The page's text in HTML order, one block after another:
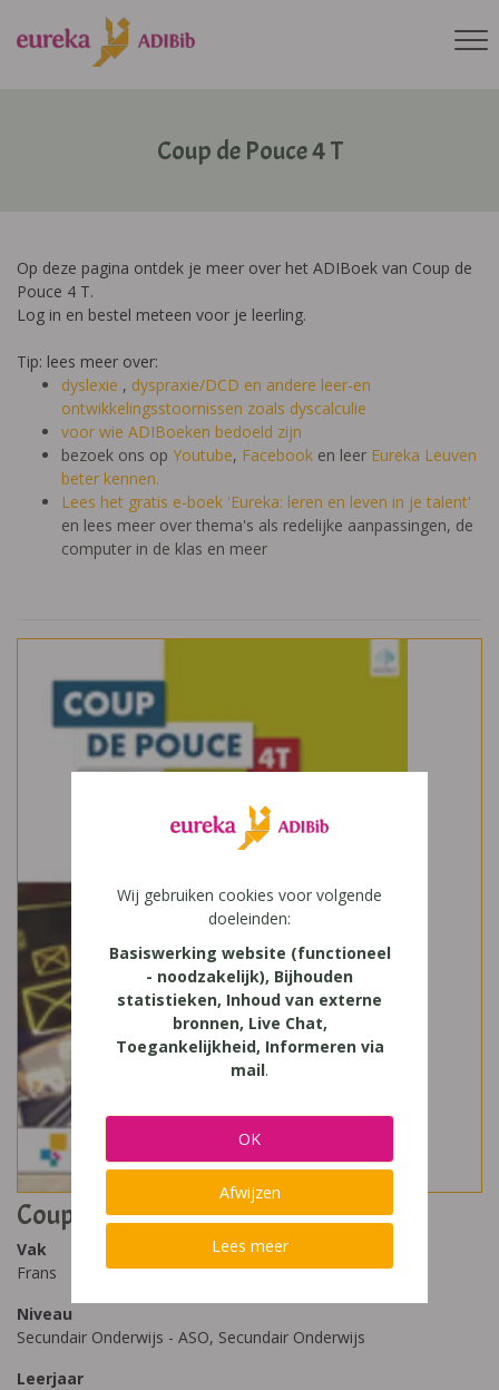
Coup de Pouce 4 T
Op deze pagina ontdek je meer over het ADIBoek van Coup de
Pouce 4 T.
Log in en bestel meteen voor je leerling.
Tip: lees meer over:
dyslexie , dyspraxie/DCD en andere leer-en
ontwikkelingsstoornissen zoals dyscalculie
voor wie ADIBoeken bedoeld zijn
bezoek ons op Youtube, Facebook en leer Eureka Leuven
beter kennen.
Lees het gratis e-boek 'Eureka: leren en leven in je talent'
en lees meer over thema's als redelijke aanpassingen, de
computer in de klas en meer
Coup de Pouce 4 T
Vak
Frans
Niveau
Secundair Onderwijs - ASO, Secundair Onderwijs
Leerjaar
Wij gebruiken cookies voor volgende
doeleinden:
Basiswerking website (functioneel
- noodzakelijk), Bijhouden
statistieken, Inhoud van externe
bronnen, Live Chat,
Toegankelijkheid, Informeren via
mail.
OK
Afwijzen
Lees meer